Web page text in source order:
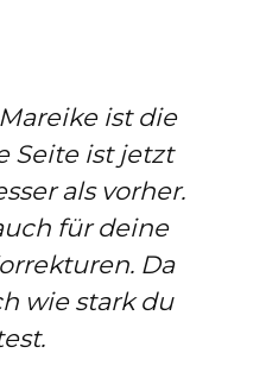
ist die
Seite ist jetzt
als vorher.
für deine
Da
wie stark du